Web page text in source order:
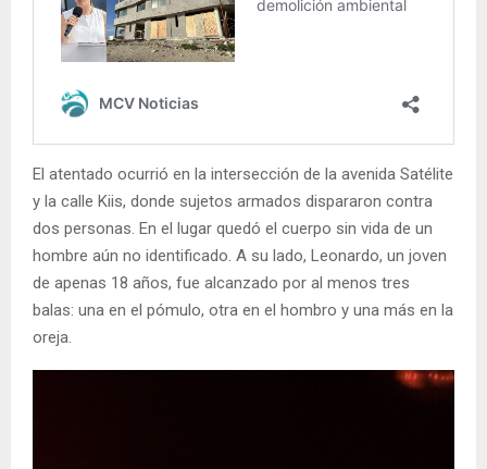
El atentado ocurrió en la intersección de la avenida Satélite
y la calle Kiis, donde sujetos armados dispararon contra
dos personas. En el lugar quedó el cuerpo sin vida de un
hombre aún no identificado. A su lado, Leonardo, un joven
de apenas 18 años, fue alcanzado por al menos tres
balas: una en el pómulo, otra en el hombro y una más en la
oreja.